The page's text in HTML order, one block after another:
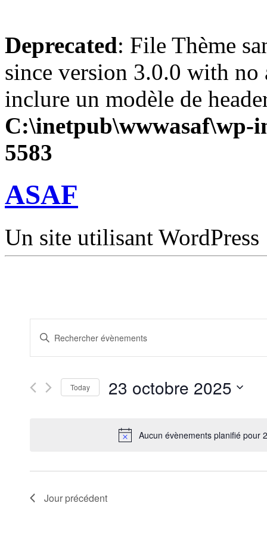
Deprecated: File Thème
since version 3.0.0 with
inclure un modèle de
C:\inetpub\wwwasaf\wp-
5583
ASAF
Un site utilisant WordPress
Aucun évènements planifié pour
et
navigation
vues
Saisir
mot-
par
mot-
Today 23 octobre 2025
Jour précédent